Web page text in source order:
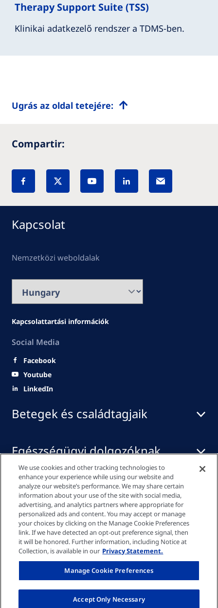
Therapy Support Suite (TSS)
Klinikai adatkezelő rendszer a TDMS-ben.
Ugrás az oldal tetejére:
Compartir:
Betegek és családtagjaik
Egészségügyi dolgozóknak
Média központ
Kapcsolat
Nemzetközi weboldalak
Kapcsolattartási információk
Social Media
Facebook
Youtube
LinkedIn
Adatvédelmi szabályzat
Cookie-beállítások
We use cookies and other tracking technologies to
enhance your experience while using our website and
analyze our website’s performance. We may share certain
information about your use of the site with social media,
advertising, and analytics partners where appropriate for
personalized ads and content. You may accept or manage
your choices by clicking on the Manage Cookie Preferences
link. If we have detected an opt-out preference signal, then
it will be honored. Further information, including Notice at
Collection, is available in our Privacy Statement.
Manage Cookie Preferences
Accept Only Necessary